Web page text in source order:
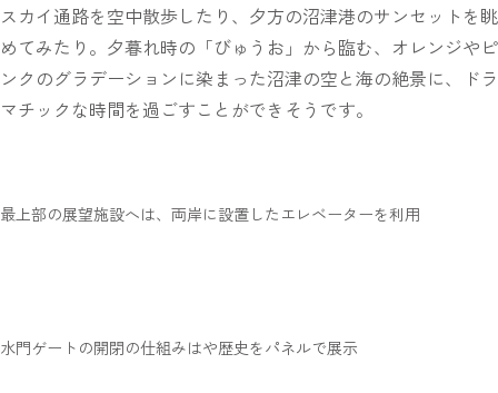
スカイ通路を空中散歩したり、夕方の沼津港のサンセットを眺
めてみたり。夕暮れ時の「びゅうお」から臨む、オレンジやピ
ンクのグラデーションに染まった沼津の空と海の絶景に、ドラ
マチックな時間を過ごすことができそうです。
最上部の展望施設へは、両岸に設置したエレベーターを利用
水門ゲートの開閉の仕組みはや歴史をパネルで展示